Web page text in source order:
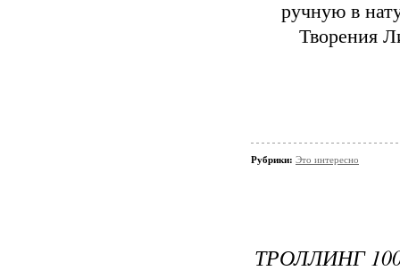
ручную в
Творения
Рубрики: Это интересно
ТРОЛЛИНГ